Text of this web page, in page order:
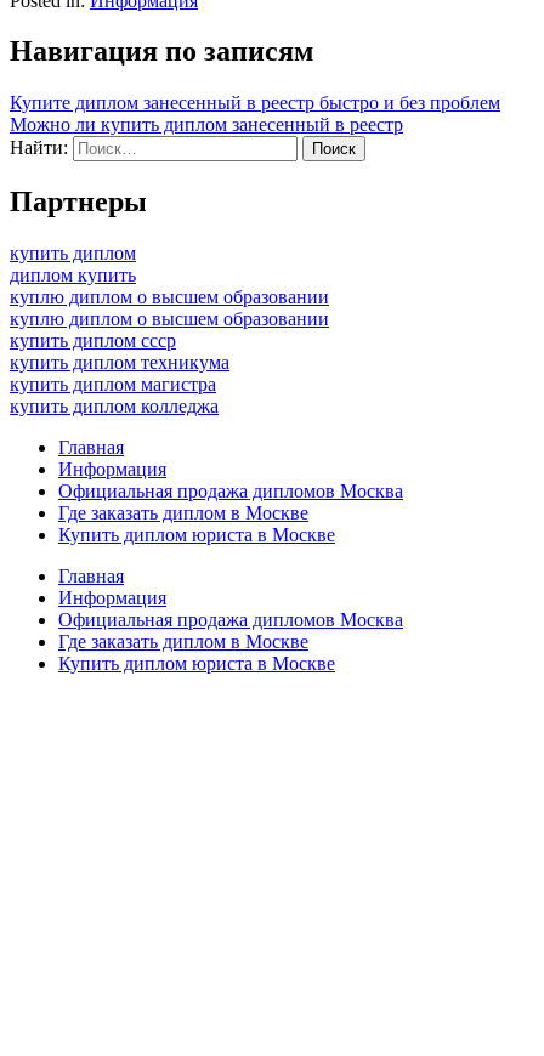
Навигация по записям
Купите диплом занесенный в реестр быстро и без проблем
Можно ли купить диплом занесенный в реестр
Найти:
Партнеры
купить диплом
диплом купить
куплю диплом о высшем образовании
куплю диплом о высшем образовании
купить диплом ссср
купить диплом техникума
купить диплом магистра
купить диплом колледжа
Главная
Информация
Официальная продажа дипломов Москва
Где заказать диплом в Москве
Купить диплом юриста в Москве
Главная
Информация
Официальная продажа дипломов Москва
Где заказать диплом в Москве
Купить диплом юриста в Москве